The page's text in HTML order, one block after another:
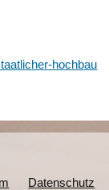
hochbau
Datenschutz